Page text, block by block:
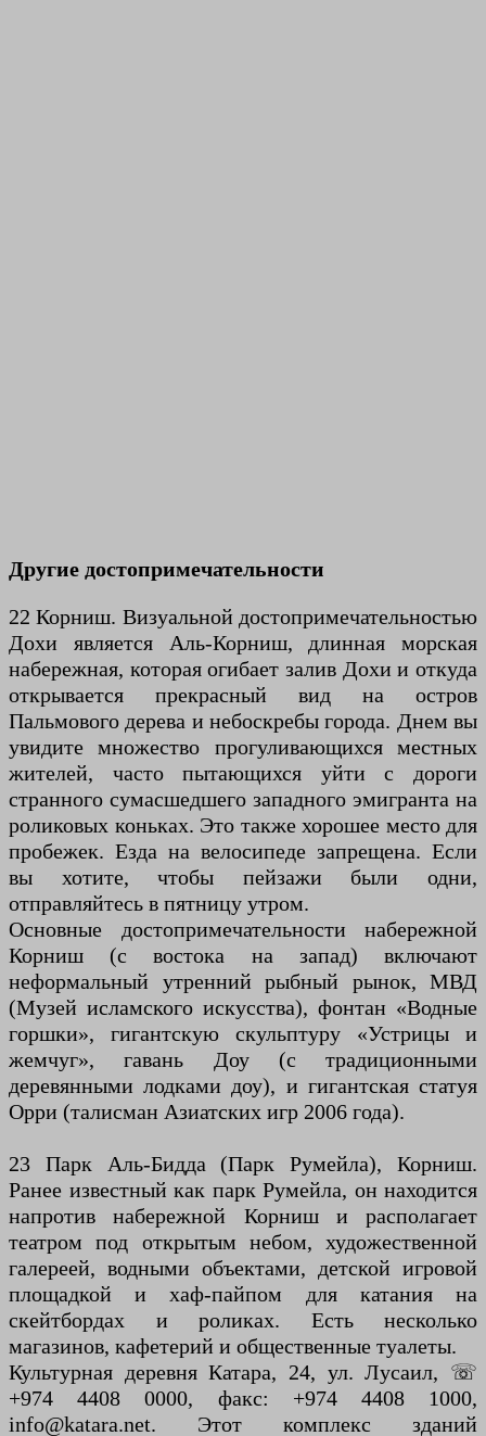
Другие достопримечательности
22 Корниш. Визуальной достопримечательностью
Дохи является Аль-Корниш, длинная морская
набережная, которая огибает залив Дохи и откуда
открывается прекрасный вид на остров
Пальмового дерева и небоскребы города. Днем вы
увидите множество прогуливающихся местных
жителей, часто пытающихся уйти с дороги
странного сумасшедшего западного эмигранта на
роликовых коньках. Это также хорошее место для
пробежек. Езда на велосипеде запрещена. Если
вы хотите, чтобы пейзажи были одни,
отправляйтесь в пятницу утром.
Основные достопримечательности набережной
Корниш (с востока на запад) включают
неформальный утренний рыбный рынок, МВД
(Музей исламского искусства), фонтан «Водные
горшки», гигантскую скульптуру «Устрицы и
жемчуг», гавань Доу (с традиционными
деревянными лодками доу), и гигантская статуя
Орри (талисман Азиатских игр 2006 года).
23 Парк Аль-Бидда (Парк Румейла), Корниш.
Ранее известный как парк Румейла, он находится
напротив набережной Корниш и располагает
театром под открытым небом, художественной
галереей, водными объектами, детской игровой
площадкой и хаф-пайпом для катания на
скейтбордах и роликах. Есть несколько
магазинов, кафетерий и общественные туалеты.
Культурная деревня Катара, 24, ул. Лусаил, ☏
+974 4408 0000, факс: +974 4408 1000,
info@katara.net. Этот комплекс зданий